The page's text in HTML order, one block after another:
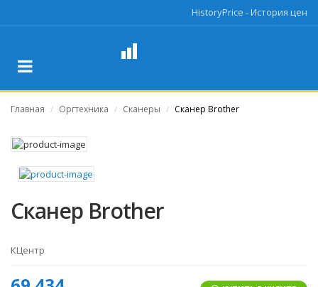
HistoryPrice - История цен
Главная / Оргтехника / Сканеры / Сканер Brother
Сканер Brother
КЦентр